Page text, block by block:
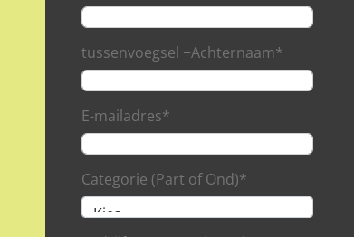
tussenvoegsel +Achternaam*
E-mailadres*
Categorie (Part of Ond)*